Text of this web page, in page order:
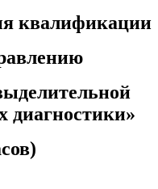
квалификации
диагностики»